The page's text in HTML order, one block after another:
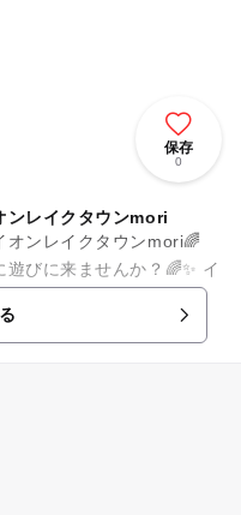
保存
0
ンレイクタウンmori
オンレイクタウンmori🌈
びに来ませんか？🌈✨ イ
る英語イベントを...